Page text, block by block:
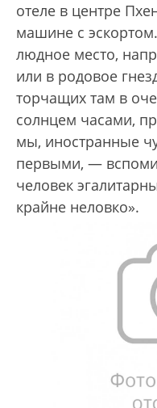
отеле в центре
машине с
людное место,
или в родовое
торчащих там в
солнцем часами,
мы, иностранные
первыми, —
человек
крайне неловко».